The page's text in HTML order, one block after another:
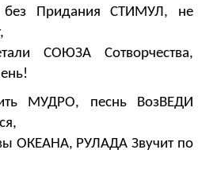
без Придания СТИМУЛ, не
СОЮЗА Сотворчества,
МУДРО, песнь ВозВЕДИ
ОКЕАНА, РУЛАДА Звучит по